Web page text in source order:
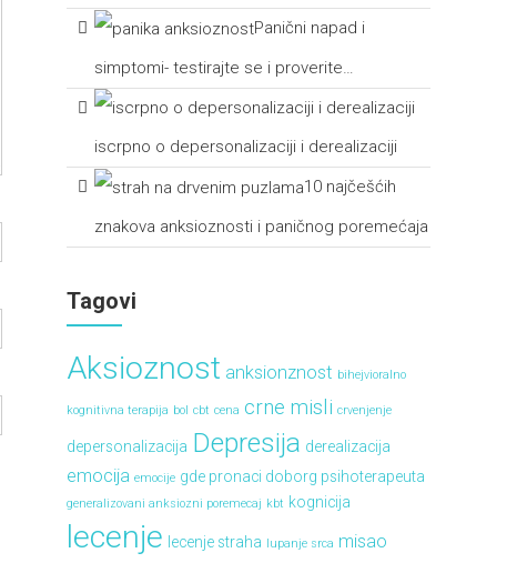
Panični napad i
simptomi- testirajte se i proverite…
iscrpno o depersonalizaciji i derealizaciji
10 najčešćih
znakova anksioznosti i paničnog poremećaja
Tagovi
Aksioznost anksionznost bihejvioralno
kognitivna terapija bol cbt cena crne misli crvenjenje
depersonalizacija Depresija derealizacija
emocija emocije gde pronaci doborg psihoterapeuta
generalizovani anksiozni poremecaj kbt kognicija
lecenje lecenje straha lupanje srca misao